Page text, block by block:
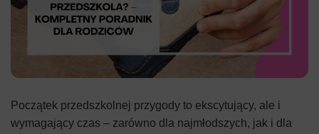
Początek przedszkolnej przygody to ekscytujący, ale i
wymagający czas – zarówno dla najmłodszych, jak i dla